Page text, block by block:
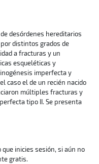
desórdenes hereditarios
distintos grados de
a fracturas y un
esqueléticas y
imperfecta y
caso el de un recién nacido
múltiples fracturas y
tipo II. Se presenta
inicies sesión, si aún no
gratis.